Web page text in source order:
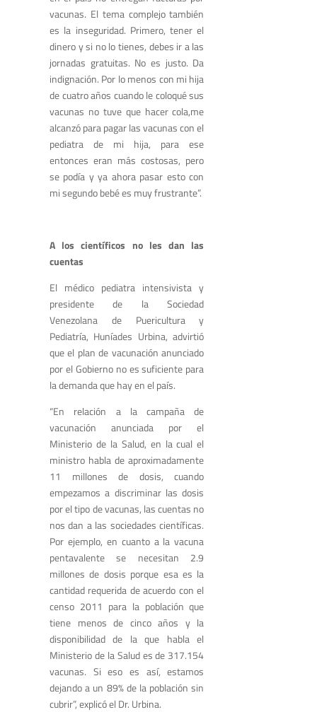
vacunas. El tema complejo también
es la inseguridad. Primero, tener el
dinero y si no lo tienes, debes ir a las
jornadas gratuitas. No es justo. Da
indignación. Por lo menos con mi hija
de cuatro años cuando le coloqué sus
vacunas no tuve que hacer cola,me
alcanzó para pagar las vacunas con el
pediatra de mi hija, para ese
entonces eran más costosas, pero
se podía y ya ahora pasar esto con
mi segundo bebé es muy frustrante”.
A los científicos no les dan las
cuentas
El médico pediatra intensivista y
presidente de la Sociedad
Venezolana de Puericultura y
Pediatría, Huníades Urbina, advirtió
que el plan de vacunación anunciado
por el Gobierno no es suficiente para
la demanda que hay en el país.
“En relación a la campaña de
vacunación anunciada por el
Ministerio de la Salud, en la cual el
ministro habla de aproximadamente
11 millones de dosis, cuando
empezamos a discriminar las dosis
por el tipo de vacunas, las cuentas no
nos dan a las sociedades científicas.
Por ejemplo, en cuanto a la vacuna
pentavalente se necesitan 2.9
millones de dosis porque esa es la
cantidad requerida de acuerdo con el
censo 2011 para la población que
tiene menos de cinco años y la
disponibilidad de la que habla el
Ministerio de la Salud es de 317.154
vacunas. Si eso es así, estamos
dejando a un 89% de la población sin
cubrir”, explicó el Dr. Urbina.